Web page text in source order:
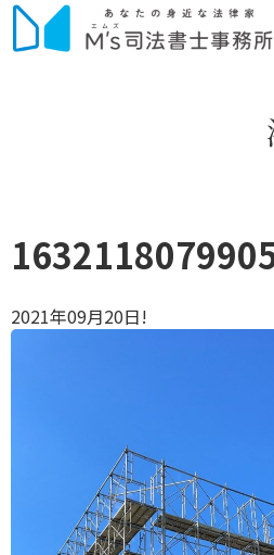
2021年09月20日!